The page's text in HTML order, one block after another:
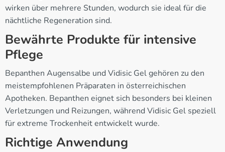
wirken über mehrere Stunden, wodurch sie ideal für die
nächtliche Regeneration sind.
Bewährte Produkte für intensive
Pflege
Bepanthen Augensalbe und Vidisic Gel gehören zu den
meistempfohlenen Präparaten in österreichischen
Apotheken. Bepanthen eignet sich besonders bei kleinen
Verletzungen und Reizungen, während Vidisic Gel speziell
für extreme Trockenheit entwickelt wurde.
Richtige Anwendung